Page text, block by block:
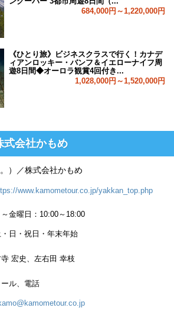
684,000円～1,220,000円
《ひとり旅》ビジネスクラスで行く！カナデ
ィアンロッキー・バンフ＆イエローナイフ周
遊8日間◆オーロラ観賞4回付き...
1,028,000円～1,520,000円
式会社かもめ
）／株式会社かもめ
www.kamometour.co.jp/yakkan_top.php
～金曜日：10:00～18:00
・日・祝日・年末年始
宏史、左右田 幸枝
ール、電話